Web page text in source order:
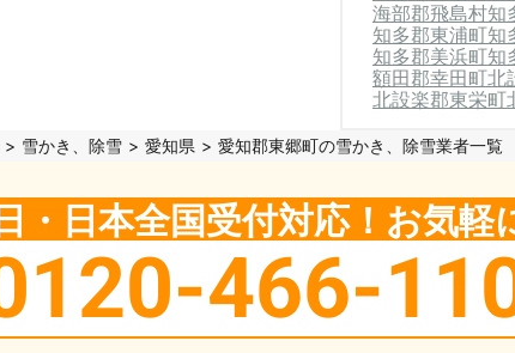
海部郡飛島村知
知多郡東浦町知
知多郡美浜町知
額田郡幸田町北
北設楽郡東栄町
雪かき、除雪 愛知県 愛知郡東郷町の雪かき、除雪業者一覧
・日本全国受付対応！お気軽
466-